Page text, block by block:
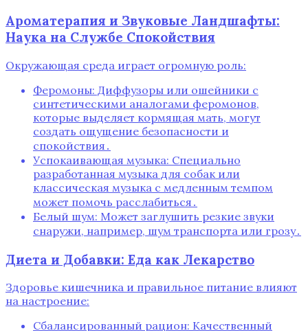
Ароматерапия и Звуковые Ландшафты:
Наука на Службе Спокойствия
Окружающая среда играет огромную роль:
Феромоны: Диффузоры или ошейники с
синтетическими аналогами феромонов,
которые выделяет кормящая мать, могут
создать ощущение безопасности и
спокойствия․
Успокаивающая музыка: Специально
разработанная музыка для собак или
классическая музыка с медленным темпом
может помочь расслабиться․
Белый шум: Может заглушить резкие звуки
снаружи, например, шум транспорта или грозу․
Диета и Добавки: Еда как Лекарство
Здоровье кишечника и правильное питание влияют
на настроение:
Сбалансированный рацион: Качественный